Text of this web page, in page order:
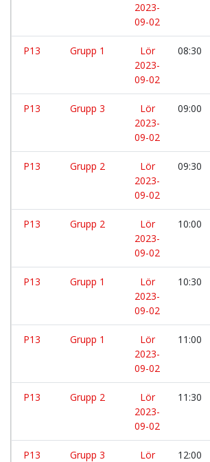
2023-
09-02
P13 Grupp 1
Lör
2023-
09-02
08:30
P13 Grupp 3
Lör
2023-
09-02
09:00
P13 Grupp 2
Lör
2023-
09-02
09:30
P13 Grupp 2
Lör
2023-
09-02
10:00
P13 Grupp 1
Lör
2023-
09-02
10:30
P13 Grupp 1
Lör
2023-
09-02
11:00
P13 Grupp 2
Lör
2023-
09-02
11:30
P13 Grupp 3
Lör
12:00